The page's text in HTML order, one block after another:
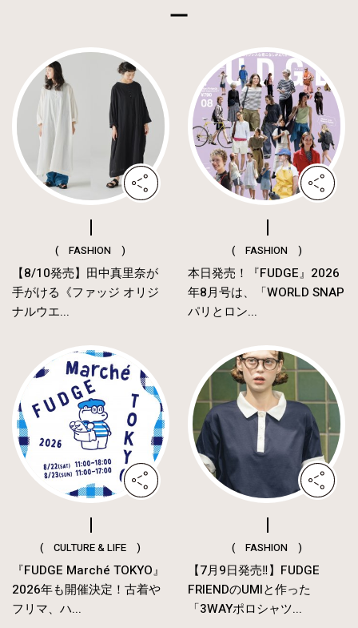
( FASHION )
【8/10発売】田中真里奈が
手がける《ファッジ オリジ
ナルウエ...
( FASHION )
本日発売！『FUDGE』2026
年8月号は、「WORLD SNAP
パリとロン...
( CULTURE & LIFE )
『FUDGE Marché TOKYO』
2026年も開催決定！古着や
フリマ、ハ...
( FASHION )
【7月9日発売‼︎】FUDGE
FRIENDのUMIと作った
「3WAYポロシャツ...